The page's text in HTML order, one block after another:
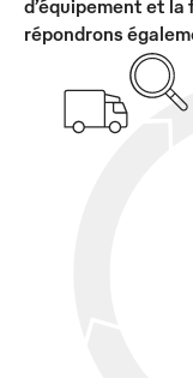
d’équipement et
répondrons